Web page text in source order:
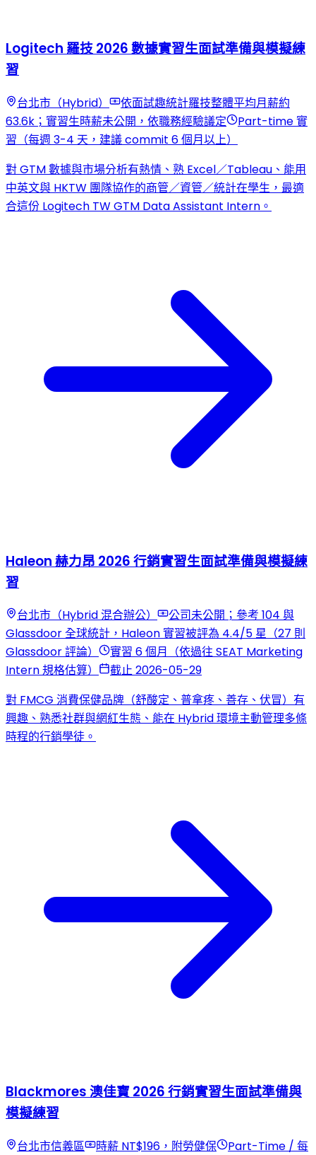
Logitech 羅技 2026 數據實習生面試準備與模擬練
習
台北市（Hybrid）
依面試趣統計羅技整體平均月薪約
63.6k；實習生時薪未公開，依職務經驗議定
Part-time 實
習（每週 3-4 天，建議 commit 6 個月以上）
對 GTM 數據與市場分析有熱情、熟 Excel／Tableau、能用
中英文與 HKTW 團隊協作的商管／資管／統計在學生，最適
合這份 Logitech TW GTM Data Assistant Intern。
Haleon 赫力昂 2026 行銷實習生面試準備與模擬練
習
台北市（Hybrid 混合辦公）
公司未公開；參考 104 與
Glassdoor 全球統計，Haleon 實習被評為 4.4/5 星（27 則
Glassdoor 評論）
實習 6 個月（依過往 SEAT Marketing
Intern 規格估算）
截止 2026-05-29
對 FMCG 消費保健品牌（舒酸定、普拿疼、善存、伏冒）有
興趣、熟悉社群與網紅生態、能在 Hybrid 環境主動管理多條
時程的行銷學徒。
Blackmores 澳佳寶 2026 行銷實習生面試準備與
模擬練習
台北市信義區 時薪 NT$196，附勞健保
Part-Time / 每